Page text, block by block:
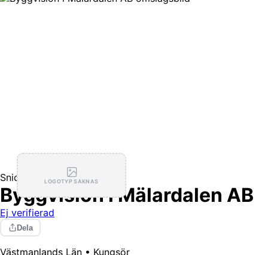
LOGOTYP SAKNAS
Snickare
Byggvision i Mälardalen AB
Ej verifierad
Dela
Västmanlands Län • Kungsör